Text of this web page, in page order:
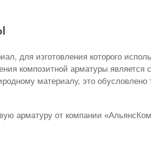
для изготовления которого
композитной арматуры
материалу, это
арматуру от компании